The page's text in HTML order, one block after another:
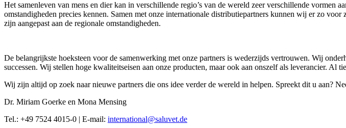
Het samenleven van mens en dier kan in verschillende regio’s van de wereld zeer verschillende vormen
omstandigheden precies kennen. Samen met onze internationale distributiepartners kunnen wij er zo
zijn aangepast aan de regionale omstandigheden.
De belangrijkste hoeksteen voor de samenwerking met onze partners is wederzijds vertrouwen. Wij
successen. Wij stellen hoge kwaliteitseisen aan onze producten, maar ook aan onszelf als leverancier. Al
Wij zijn altijd op zoek naar nieuwe partners die ons idee verder de wereld in helpen. Spreekt dit u aan?
Dr. Miriam Goerke en Mona Mensing
Tel.: +49 7524 4015-0 | E-mail: international@saluvet.de